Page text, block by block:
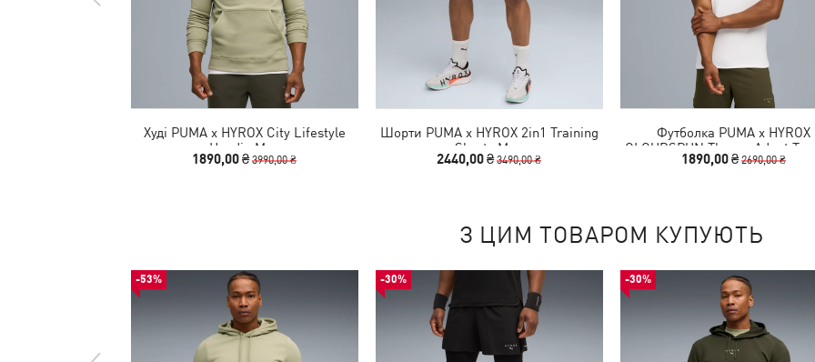
Худі PUMA x HYROX City Lifestyle
Hoodie Men
1890,00 ₴3990,00 ₴
Шорти PUMA x HYROX 2in1 Training
Shorts Men
2440,00 ₴3490,00 ₴
Футболка PUMA x HYROX
CLOUDSPUN ThermoAdapt Tee
1890,00 ₴2690,00 ₴
З ЦИМ ТОВАРОМ КУПУЮТЬ
-53% -30% -30%